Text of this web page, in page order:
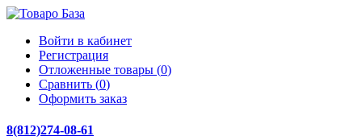
Войти в кабинет
Регистрация
Отложенные товары (0)
Сравнить (0)
Оформить заказ
8(812)274-08-61